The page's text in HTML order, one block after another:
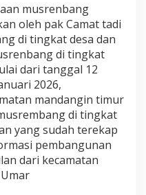
musrenbang
oleh pak Camat tadi
di tingkat desa dan
di tingkat
dari tanggal 12
2026,
mandangin timur
di tingkat
yang sudah terekap
pembangunan
dari kecamatan